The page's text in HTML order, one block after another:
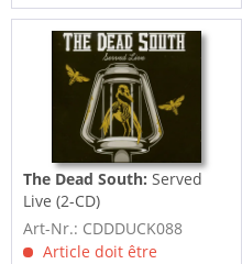
The Dead South: Served
Live (2-CD)
Art-Nr.: CDDDUCK088
Article doit être